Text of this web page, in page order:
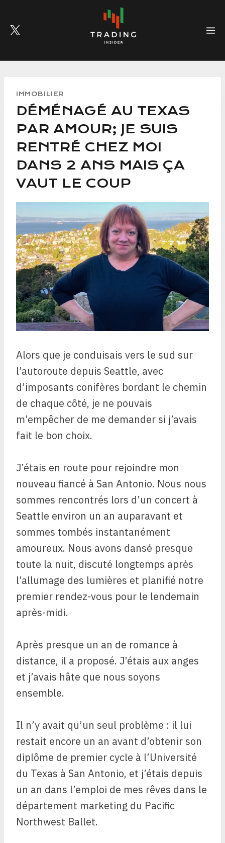
content
IMMOBILIER
DÉMÉNAGÉ AU TEXAS
PAR AMOUR; JE SUIS
RENTRÉ CHEZ MOI
DANS 2 ANS MAIS ÇA
VAUT LE COUP
Alors que je conduisais vers le sud sur
l’autoroute depuis Seattle, avec
d’imposants conifères bordant le chemin
de chaque côté, je ne pouvais
m’empêcher de me demander si j’avais
fait le bon choix.
J’étais en route pour rejoindre mon
nouveau fiancé à San Antonio. Nous nous
sommes rencontrés lors d’un concert à
Seattle environ un an auparavant et
sommes tombés instantanément
amoureux. Nous avons dansé presque
toute la nuit, discuté longtemps après
l’allumage des lumières et planifié notre
premier rendez-vous pour le lendemain
après-midi.
Après presque un an de romance à
distance, il a proposé. J’étais aux anges
et j’avais hâte que nous soyons
ensemble.
Il n’y avait qu’un seul problème : il lui
restait encore un an avant d’obtenir son
diplôme de premier cycle à l’Université
du Texas à San Antonio, et j’étais depuis
un an dans l’emploi de mes rêves dans le
département marketing du Pacific
Northwest Ballet.